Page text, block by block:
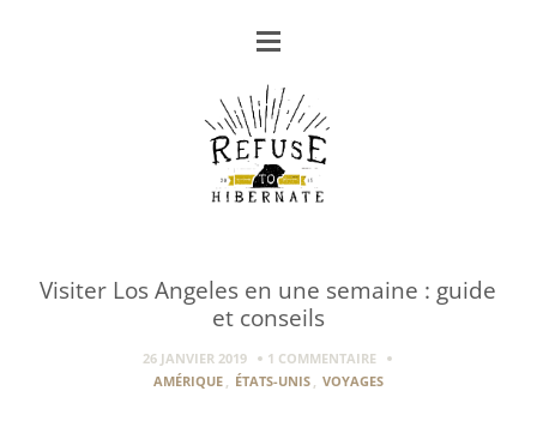
Visiter Los Angeles en une semaine : guide
et conseils
26 JANVIER 2019
1 COMMENTAIRE
AMÉRIQUE
ÉTATS-UNIS VOYAGES